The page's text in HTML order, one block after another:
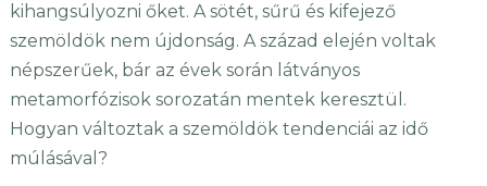
kihangsúlyozni őket. A sötét, sűrű és kifejező
szemöldök nem újdonság. A század elején voltak
népszerűek, bár az évek során látványos
metamorfózisok sorozatán mentek keresztül.
Hogyan változtak a szemöldök tendenciái az idő
múlásával?